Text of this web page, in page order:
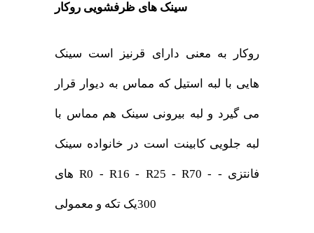
سینک های ظرفشویی روکار
روکار به معنی دارای قرنیز است سینک
هایی با لبه استیل که مماس به دیوار قرار
می گیرد و لبه بیرونی سینک هم مماس با
لبه جلویی کابینت است در خانواده سینک
های R0 - R16 - R25 - R70 - فانتزی -
300یک تکه و معمولی